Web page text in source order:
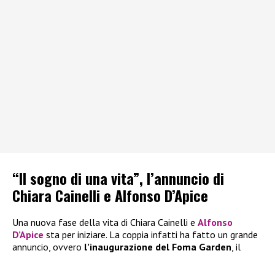
“Il sogno di una vita”, l’annuncio di
Chiara Cainelli e Alfonso D’Apice
Una nuova fase della vita di Chiara Cainelli e Alfonso
D’Apice sta per iniziare. La coppia infatti ha fatto un grande
annuncio, ovvero l’inaugurazione del Foma Garden , il